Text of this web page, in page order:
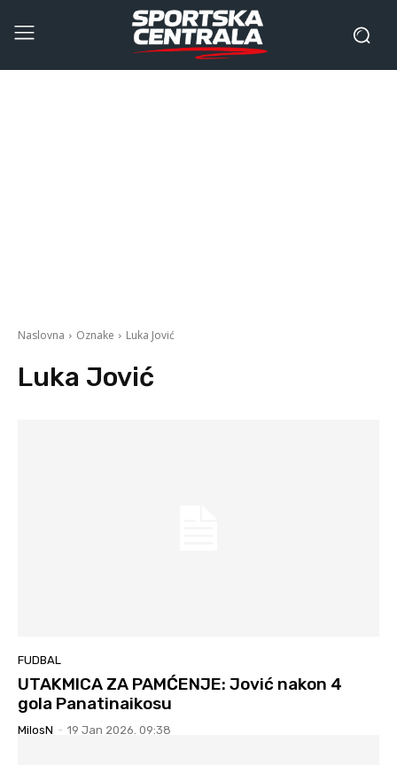
Naslovna Oznake Luka Jović
Luka Jović
FUDBAL
UTAKMICA ZA PAMĆENJE: Jović nakon 4
gola Panatinaikosu
MilosN - 19 Jan 2026. 09:38